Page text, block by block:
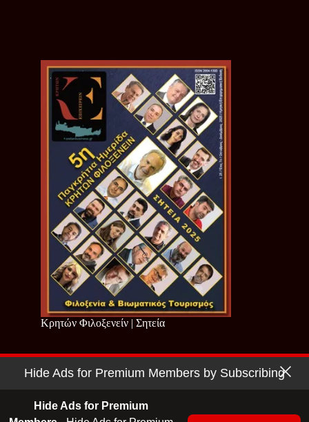
Κρητών Φιλοξενείν | Σητεία
Copyright © 2026 - Cretan Business | Κρητών Επιχειρείν
Hide Ads for Premium Members by Subscribing
Hide Ads for Premium